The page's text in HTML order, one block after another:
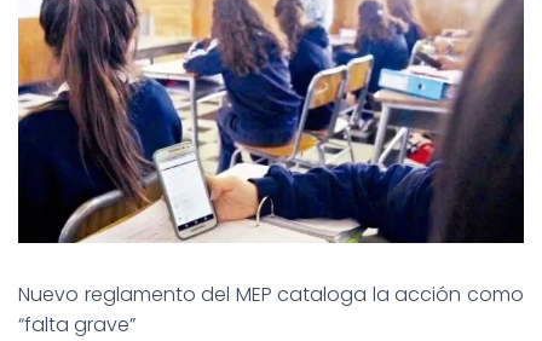
T
O
Nuevo reglamento del MEP cataloga la acción como
“falta grave”